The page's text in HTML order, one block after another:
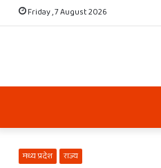
Friday , 7 August 2026
मध्य प्रदेश राज्य